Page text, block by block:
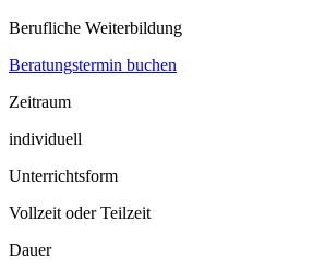
Berufliche Weiterbildung
Beratungstermin buchen
Zeitraum
individuell
Unterrichtsform
Vollzeit oder Teilzeit
Dauer